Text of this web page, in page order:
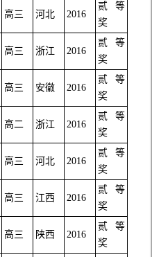
高三 河北 2016
贰等
奖
高三 浙江 2016
贰等
奖
高三 安徽 2016
贰等
奖
高二 浙江 2016
贰等
奖
高三 河北 2016
贰等
奖
高三 江西 2016
贰等
奖
高三 陕西 2016
贰等
奖